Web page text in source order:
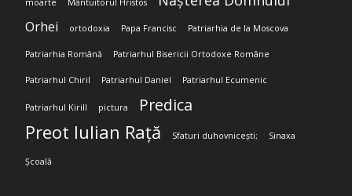
moarte Mântuitorul Hristos
Orhei ortodoxia Papa Francisc Patriarhia de la Moscova
Patriarhia Română Patriarhul Bisericii Ortodoxe Române
Patriarhul Chiril Patriarhul Daniel Patriarhul Ecumenic
Patriarhul Kirill pictura Predica
Preot Iulian Rață Sfaturi duhovnicești; Sinaxa
Școală